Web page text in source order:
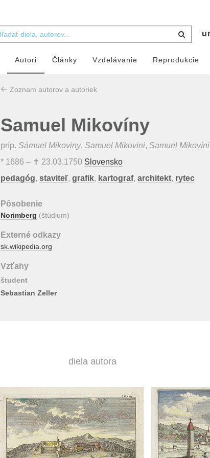
Autori Články Vzdelávanie Reprodukcie
Zoznam autorov a autoriek
Samuel Mikovíny
príp. Sámuel Mikoviny, Samuel Mikovini, Samuel Mikovíni
* 1686 – ✝ 23.03.1750 Slovensko
pedagóg, staviteľ, grafik, kartograf, architekt, rytec
Pôsobenie
Norimberg (štúdium)
Externé odkazy
sk.wikipedia.org
Vzťahy
študent
Sebastian Zeller
diela autora